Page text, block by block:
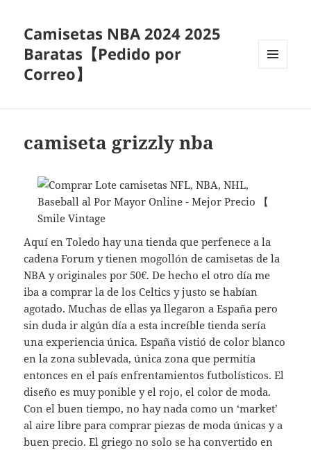
Camisetas NBA 2024 2025
Baratas【Pedido por
Correo】
camiseta grizzly nba
Aquí en Toledo hay una tienda que perfenece a la
cadena Forum y tienen mogollón de camisetas de la
NBA y originales por 50€. De hecho el otro día me
iba a comprar la de los Celtics y justo se habían
agotado. Muchas de ellas ya llegaron a España pero
sin duda ir algún día a esta increíble tienda sería
una experiencia única. España vistió de color blanco
en la zona sublevada, única zona que permitía
entonces en el país enfrentamientos futbolísticos. El
diseño es muy ponible y el rojo, el color de moda.
Con el buen tiempo, no hay nada como un ‘market’
al aire libre para comprar piezas de moda únicas y a
buen precio. El griego no solo se ha convertido en